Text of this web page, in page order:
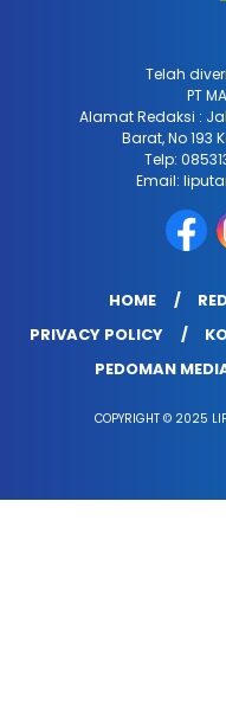
Telah
PT
Alamat Redaksi :
Barat, No 193
Telp:
Email:
HOME
PRIVACY POLICY
PEDOMAN
COPYRIGHT © 2025